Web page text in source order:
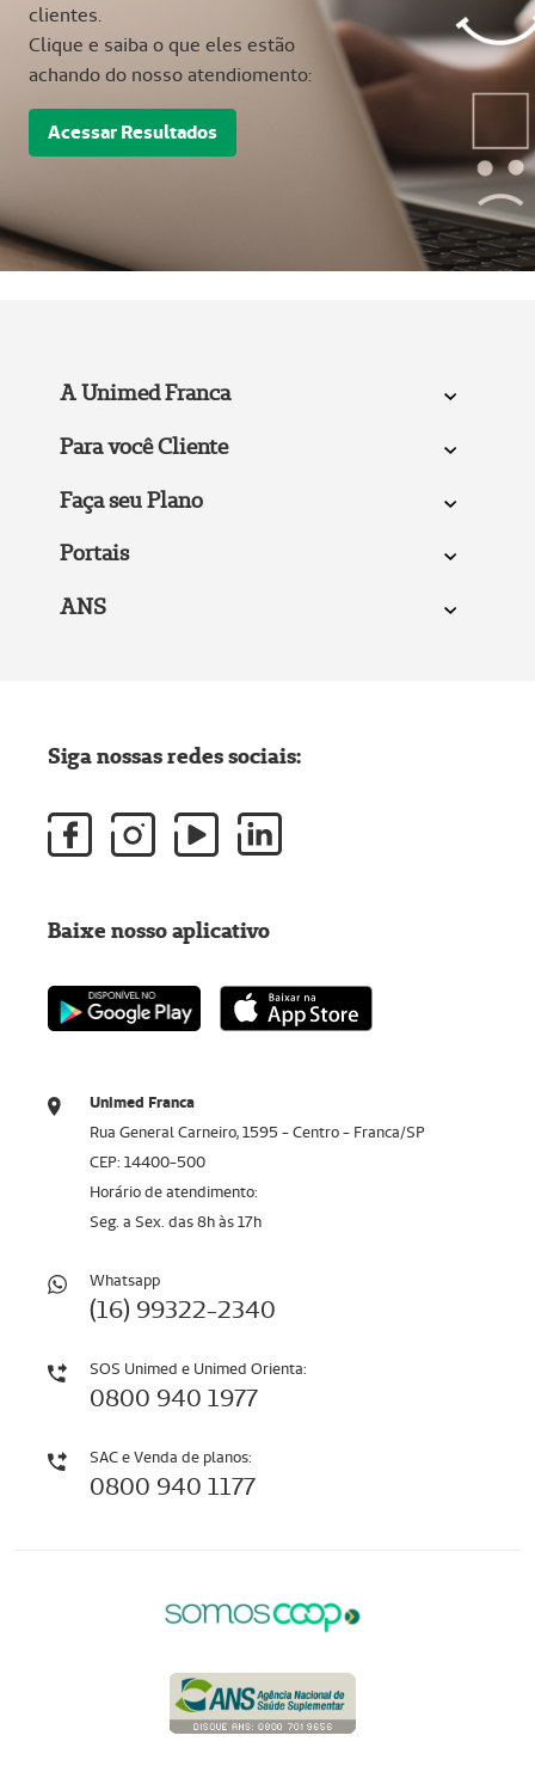
clientes.
Clique e saiba o que eles estão
achando do nosso atendiomento:
Acessar Resultados
A Unimed Franca
Para você Cliente
Faça seu Plano
Portais
ANS
Unimed Franca
Rua General Carneiro, 1595 - Centro - Franca/SP
CEP: 14400-500
Horário de atendimento:
Seg. a Sex. das 8h às 17h
Whatsapp
(16) 99322-2340
SOS Unimed e Unimed Orienta:
0800 940 1977
SAC e Venda de planos:
0800 940 1177
Siga nossas redes sociais:
Baixe nosso aplicativo